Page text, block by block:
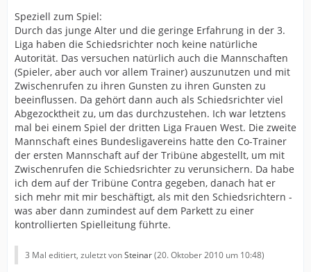
Speziell zum Spiel:
Durch das junge Alter und die geringe Erfahrung in der 3.
Liga haben die Schiedsrichter noch keine natürliche
Autorität. Das versuchen natürlich auch die Mannschaften
(Spieler, aber auch vor allem Trainer) auszunutzen und mit
Zwischenrufen zu ihren Gunsten zu ihren Gunsten zu
beeinflussen. Da gehört dann auch als Schiedsrichter viel
Abgezocktheit zu, um das durchzustehen. Ich war letztens
mal bei einem Spiel der dritten Liga Frauen West. Die zweite
Mannschaft eines Bundesligavereins hatte den Co-Trainer
der ersten Mannschaft auf der Tribüne abgestellt, um mit
Zwischenrufen die Schiedsrichter zu verunsichern. Da habe
ich dem auf der Tribüne Contra gegeben, danach hat er
sich mehr mit mir beschäftigt, als mit den Schiedsrichtern -
was aber dann zumindest auf dem Parkett zu einer
kontrollierten Spielleitung führte.
3 Mal editiert, zuletzt vonSteinar(20. Oktober 2010 um 10:48)